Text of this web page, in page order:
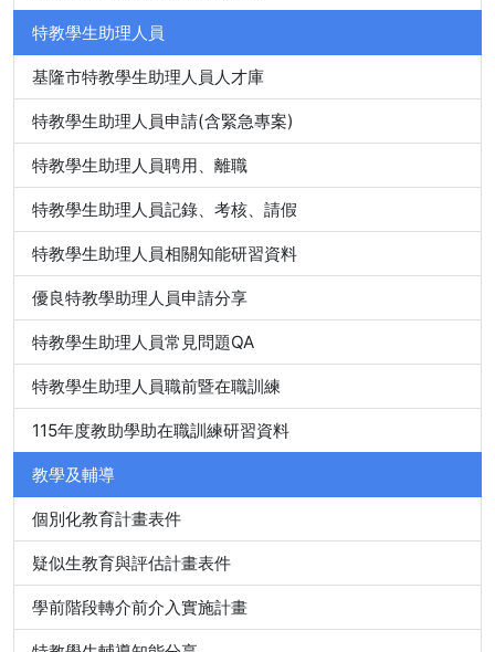
特教學生助理人員
基隆市特教學生助理人員人才庫
特教學生助理人員申請(含緊急專案)
特教學生助理人員聘用、離職
特教學生助理人員記錄、考核、請假
特教學生助理人員相關知能研習資料
優良特教學助理人員申請分享
特教學生助理人員常見問題QA
特教學生助理人員職前暨在職訓練
115年度教助學助在職訓練研習資料
教學及輔導
個別化教育計畫表件
疑似生教育與評估計畫表件
學前階段轉介前介入實施計畫